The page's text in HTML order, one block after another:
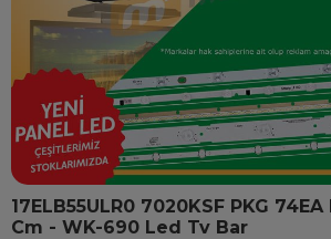
17ELB55ULR0 7020KSF PKG
Cm - WK-690 Led Tv Bar